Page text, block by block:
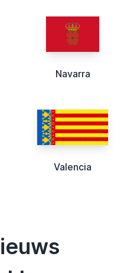
Navarra
Valencia